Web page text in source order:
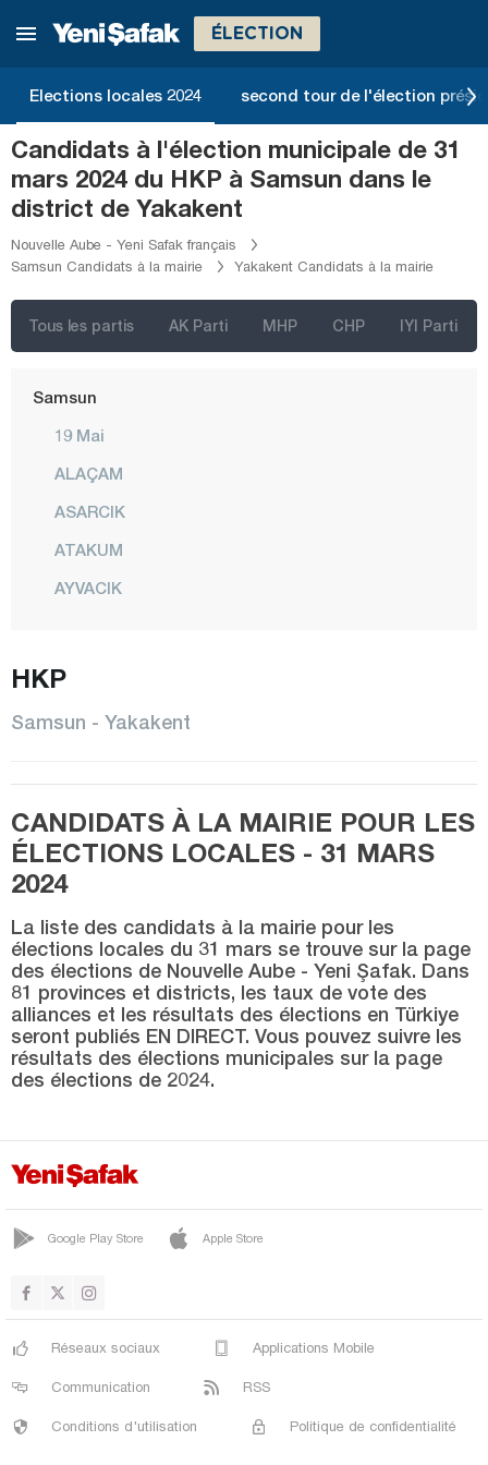
ÉLECTION
Elections locales 2024 second tour de l'élection
Candidats à l'élection municipale de 31
mars 2024 du HKP à Samsun dans le
district de Yakakent
Nouvelle Aube - Yeni Safak français
Samsun Candidats à la mairie
Yakakent Candidats à la mairie
Tous les partis AK Parti MHP CHP IYI Parti
Mersin
Muş
Nevşehir
Niğde
Ordu
Osmaniye
Sakarya
Samsun
19 Mai
ALAÇAM
ASARCIK
ATAKUM
AYVACIK
KAVAK
LADİK
SALIPAZARI
TEKKEKÖY
TERME
VEZİRKÖPRÜ
YAKAKENT
Şanlıurfa
Sinop
Şırnak
Sivas
Tekirdağ
Tokat
Trabzon
Tunceli
Uşak
HKP
Samsun - Yakakent
CANDIDATS À LA MAIRIE POUR LES
ÉLECTIONS LOCALES - 31 MARS
2024
La liste des candidats à la mairie pour les
élections locales du 31 mars se trouve sur la page
des élections de Nouvelle Aube - Yeni Şafak. Dans
81 provinces et districts, les taux de vote des
alliances et les résultats des élections en Türkiye
seront publiés EN DIRECT. Vous pouvez suivre les
résultats des élections municipales sur la page
des élections de 2024.
Google Play Store Apple Store
Réseaux sociaux Applications Mobile
Communication RSS
Conditions d'utilisation Politique de confidentialité